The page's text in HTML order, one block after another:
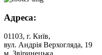
Адреса:
01103, г. Київ,
вул. Андрія Верхогляда, 19
м. Звіринецька